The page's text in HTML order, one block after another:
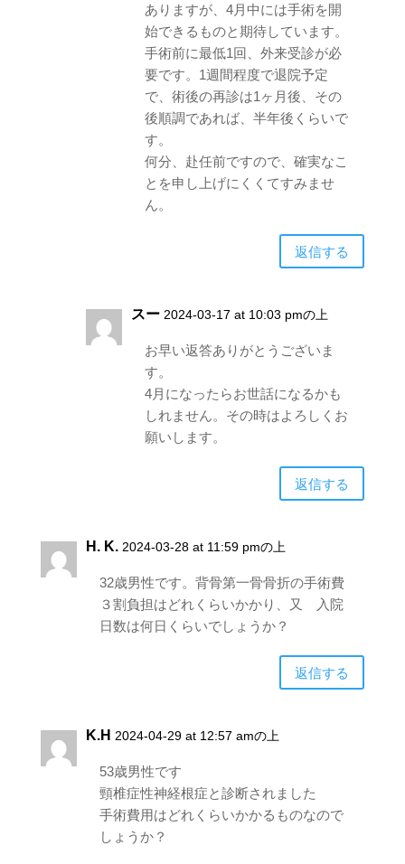
ありますが、4月中には手術を開
始できるものと期待しています。
手術前に最低1回、外来受診が必
要です。1週間程度で退院予定
で、術後の再診は1ヶ月後、その
後順調であれば、半年後くらいで
す。
何分、赴任前ですので、確実なこ
とを申し上げにくくてすみませ
ん。
返信する
スー 2024-03-17 at 10:03 pmの上
お早い返答ありがとうございま
す。
4月になったらお世話になるかも
しれません。その時はよろしくお
願いします。
返信する
H. K. 2024-03-28 at 11:59 pmの上
32歳男性です。背骨第一骨骨折の手術費
３割負担はどれくらいかかり、又 入院
日数は何日くらいでしょうか？
返信する
K.H 2024-04-29 at 12:57 amの上
53歳男性です
頸椎症性神経根症と診断されました
手術費用はどれくらいかかるものなので
しょうか？